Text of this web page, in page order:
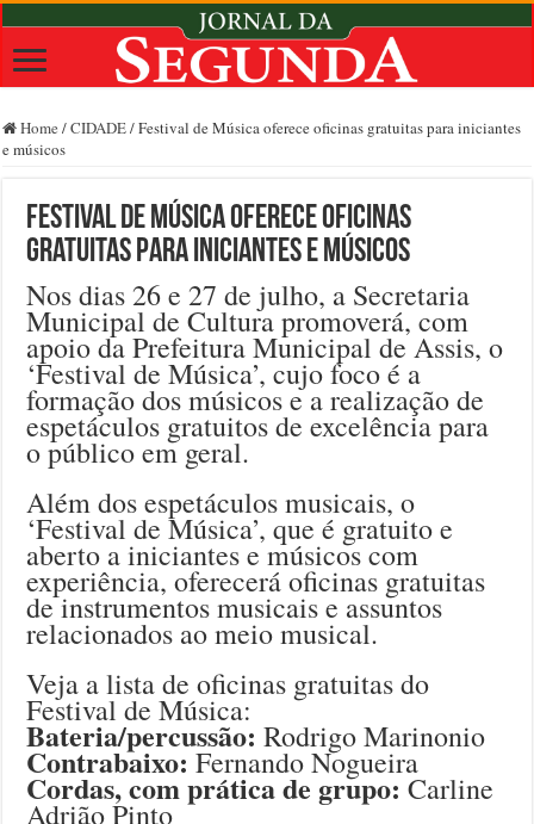
Home /CIDADE/Festival de Música oferece oficinas gratuitas para iniciantes
e músicos
Festival de Música oferece oficinas
gratuitas para iniciantes e músicos
Nos dias 26 e 27 de julho, a Secretaria
Municipal de Cultura promoverá, com
apoio da Prefeitura Municipal de Assis, o
‘Festival de Música’, cujo foco é a
formação dos músicos e a realização de
espetáculos gratuitos de excelência para
o público em geral.
Além dos espetáculos musicais, o
‘Festival de Música’, que é gratuito e
aberto a iniciantes e músicos com
experiência, oferecerá oficinas gratuitas
de instrumentos musicais e assuntos
relacionados ao meio musical.
Veja a lista de oficinas gratuitas do
Festival de Música:
Bateria/percussão: Rodrigo Marinonio
Contrabaixo: Fernando Nogueira
Cordas, com prática de grupo: Carline
Adrião Pinto